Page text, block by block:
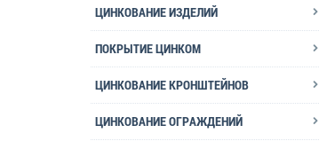
ЦИНКОВАНИЕ ИЗДЕЛИЙ
ПОКРЫТИЕ ЦИНКОМ
ЦИНКОВАНИЕ КРОНШТЕЙНОВ
ЦИНКОВАНИЕ ОГРАЖДЕНИЙ